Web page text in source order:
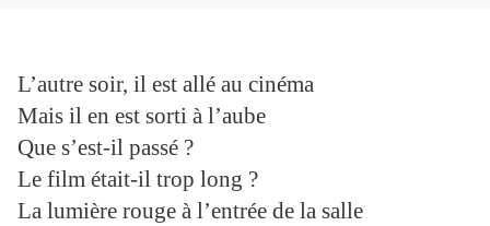
L’autre soir, il est allé au cinéma
Mais il en est sorti à l’aube
Que s’est-il passé ?
Le film était-il trop long ?
La lumière rouge à l’entrée de la salle